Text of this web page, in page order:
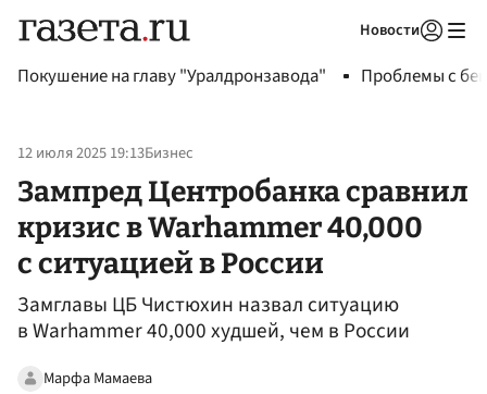
Новости
Покушение на главу "Уралдронзавода" Проблемы с
12 июля 2025 19:13Бизнес
Зампред Центробанка сравнил
кризис в Warhammer 40,000
с ситуацией в России
Замглавы ЦБ Чистюхин назвал ситуацию
в Warhammer 40,000 худшей, чем в России
Марфа Мамаева